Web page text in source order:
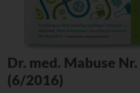
Dr. med. Mabuse
(6/2016)